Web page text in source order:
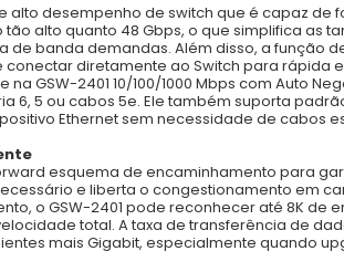
alto desempenho de switch que é capaz
alto quanto 48 Gbps, o que simplifica as
banda demandas. Além disso, a função
diretamente ao Switch para rápida
GSW-2401 10/100/1000 Mbps com Auto
6, 5 ou cabos 5e. Ele também suporta
Ethernet sem necessidade de cabos
esquema de encaminhamento para
e liberta o congestionamento em
o GSW-2401 pode reconhecer até 8K de
total. A taxa de transferência de
mais Gigabit, especialmente quando